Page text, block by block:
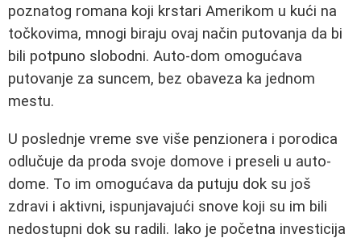
poznatog romana koji krstari Amerikom u kući na
točkovima, mnogi biraju ovaj način putovanja da bi
bili potpuno slobodni. Auto-dom omogućava
putovanje za suncem, bez obaveza ka jednom
mestu.
U poslednje vreme sve više penzionera i porodica
odlučuje da proda svoje domove i preseli u auto-
dome. To im omogućava da putuju dok su još
zdravi i aktivni, ispunjavajući snove koji su im bili
nedostupni dok su radili. Iako je početna investicija